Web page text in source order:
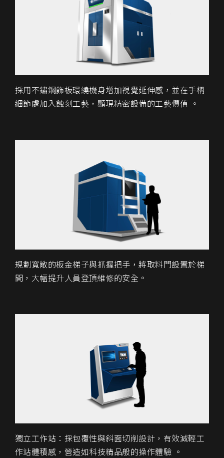
採用不鏽鋼飾板環繞機身增加視覺延伸感，並在手柄
細節處加入蝕刻工藝，顯現精密設備的工藝價值 。
規劃寬敞的板金梯子與抓握把手，將取料門設置於梯
間，大幅提升人員登頂維修的安全。
獨立工作站：採包覆性與斜面切削設計，有效減輕工
作站體積感，營造如科技精品般的操作體驗 。